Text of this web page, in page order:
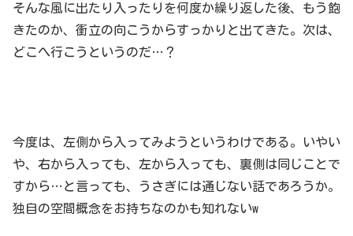
そんな風に出たり入ったりを何度か繰り返した後、もう飽
きたのか、衝立の向こうからすっかりと出てきた。次は、
どこへ行こうというのだ…？
今度は、左側から入ってみようというわけである。いやい
や、右から入っても、左から入っても、裏側は同じことで
すから…と言っても、うさぎには通じない話であろうか。
独自の空間概念をお持ちなのかも知れないw